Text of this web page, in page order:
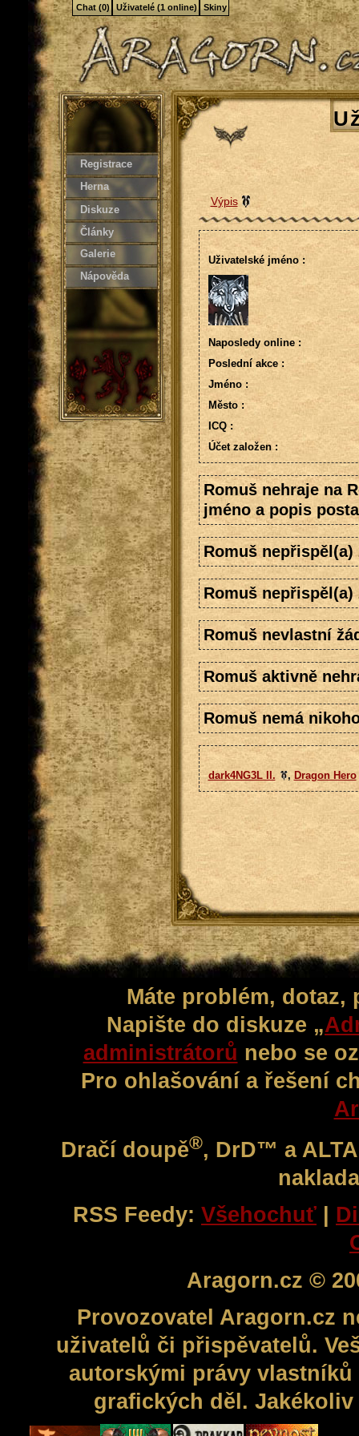
Registrace
Herna
Diskuze
Články
Galerie
Nápověda
Výpis
Uživatelské jméno :
Naposledy online :
Poslední akce :
Jméno :
Město :
ICQ :
Účet založen :
Romuš nehraje na
jméno a popis
Romuš nepřispěl(a)
Romuš
Romuš nevlastní
Romuš aktivně
Romuš nemá
dark4NG3L II. , Dragon Hero
Máte problém,
Napište do diskuze „
administrátorů nebo se
Pro ohlašování a řešení
Dračí doupě®, DrD™ a
RSS Feedy: Všehochuť
Aragorn.cz ©
Provozovatel Aragorn.cz
uživatelů či přispěvatelů.
autorskými právy
grafických děl.
Chat (0) Uživatelé (1 online) Skiny